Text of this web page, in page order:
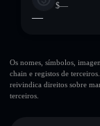
$—
—
Os nomes, símbolos,
chain e registos de
reivindica direitos sobre
terceiros.